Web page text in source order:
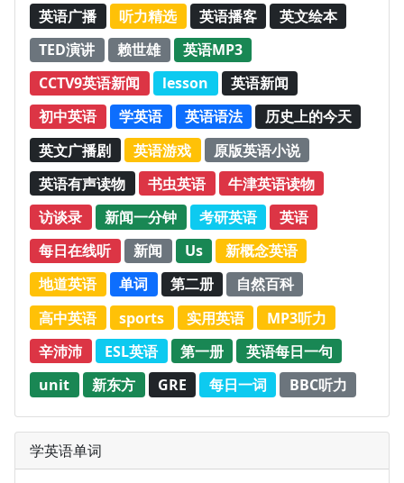
英语广播 听力精选 英语播客
英文绘本
TED演讲
赖世雄
英语MP3
CCTV9英语新闻
lesson
英语新闻
初中英语
学英语 英语语法
历史上的今天
英文广播剧
英语游戏
原版英语小说
英语有声读物
书虫英语
牛津英语读物
访谈录
新闻一分钟 考研英语
英语
每日在线听
新闻 Us
新概念英语
地道英语
单词 第二册
自然百科
高中英语
sports 实用英语
MP3听力
辛沛沛
ESL英语 第一册
英语每日一句
unit
新东方 GRE 每日一词 BBC听力
学英语单词